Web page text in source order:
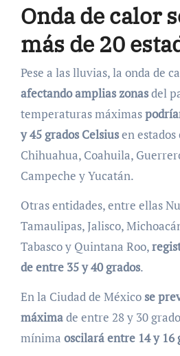
Onda de calor
más de 20
Pese a las lluvias, la onda de
afectando amplias zonasdel
temperaturas máximas
y 45 grados Celsiusen estados
Chihuahua, Coahuila,
Campeche y Yucatán.
Otras entidades, entre ellas
Tamaulipas, Jalisco,
Tabasco y Quintana Roo,
de entre 35 y 40 grados.
En la Ciudad de México se
máximade entre 28 y 30
mínima oscilará entre 14 y 16